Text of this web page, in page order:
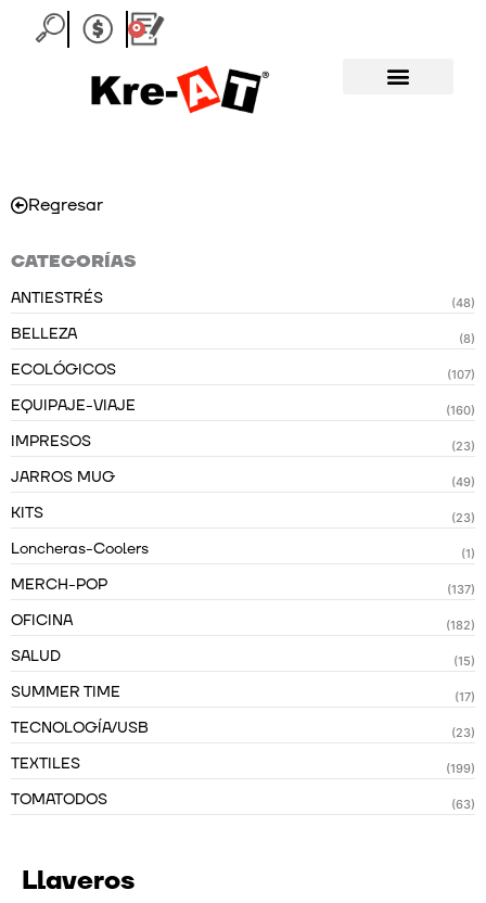
0
Carrito
Regresar
CATEGORÍAS
ANTIESTRÉS (48)
BELLEZA (8)
ECOLÓGICOS (107)
EQUIPAJE-VIAJE (160)
IMPRESOS (23)
JARROS MUG (49)
KITS (23)
Loncheras-Coolers (1)
MERCH-POP (137)
OFICINA (182)
SALUD (15)
SUMMER TIME (17)
TECNOLOGÍA/USB (23)
TEXTILES (199)
TOMATODOS (63)
Llaveros